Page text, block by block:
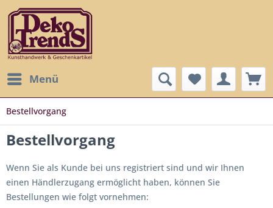
Menü
Bestellvorgang
Bestellvorgang
Wenn Sie als Kunde bei uns registriert sind und wir Ihnen
einen Händlerzugang ermöglicht haben, können Sie
Bestellungen wie folgt vornehmen: